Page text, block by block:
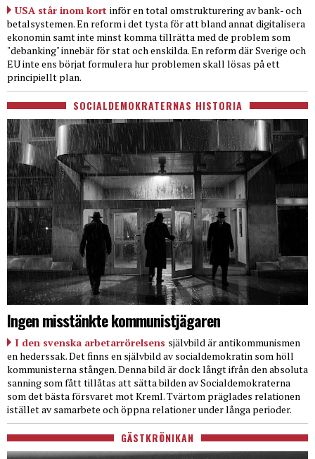
USA står inom kort inför en total omstrukturering av bank- och
betalsystemen. En reform i det tysta för att bland annat digitalisera
ekonomin samt inte minst komma tillrätta med de problem som
"debanking" innebär för stat och enskilda. En reform där Sverige och
EU inte ens börjat formulera hur problemen skall lösas på ett
principiellt plan.
SOCIALDEMOKRATERNAS HISTORIA
Ingen misstänkte kommunistjägaren
I den svenska arbetarrörelsens självbild är antikommunismen
en hederssak. Det finns en självbild av socialdemokratin som höll
kommunisterna stången. Denna bild är dock långt ifrån den absoluta
sanning som fått tillåtas att sätta bilden av Socialdemokraterna
som det bästa försvaret mot Kreml. Tvärtom präglades relationen
istället av samarbete och öppna relationer under långa perioder.
GÄSTKRÖNIKAN